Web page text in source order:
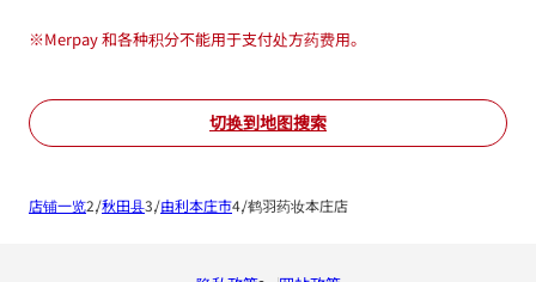
※Merpay 和各种积分不能用于支付处方药费用。
切换到地图搜索
店铺一览 秋田县 由利本庄市 鹤羽药妆本庄店